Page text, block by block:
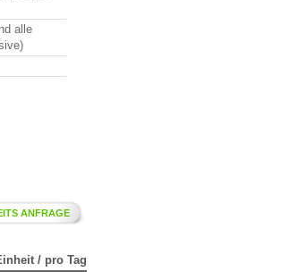
alle
ANFRAGE
/ pro Tag